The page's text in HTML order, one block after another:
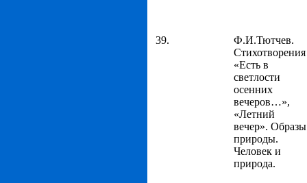
39.
Ф.И.Тютчев.
Стихотворения
«Есть в
светлости
осенних
вечеров…»,
«Летний
вечер». Образы
природы.
Человек и
природа.